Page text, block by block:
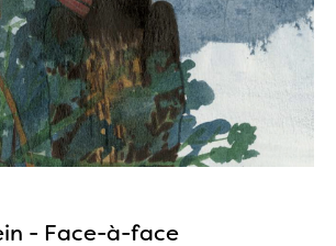
- Face-à-face